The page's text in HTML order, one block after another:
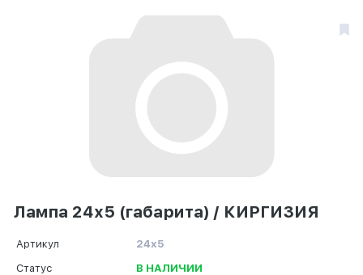
Лампа 24х5 (габарита) / КИРГИЗИЯ
Артикул
24х5
Статус
В НАЛИЧИИ